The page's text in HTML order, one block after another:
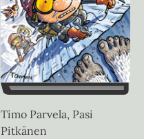
Timo Parvela, Pasi
Pitkänen